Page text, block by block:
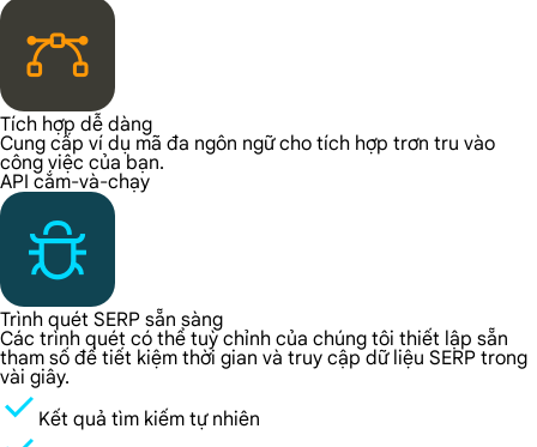
Tích hợp dễ dàng
Cung cấp ví dụ mã đa ngôn ngữ cho tích hợp trơn tru vào
công việc của bạn.
API cắm-và-chạy
Trình quét SERP sẵn sàng
Các trình quét có thể tuỳ chỉnh của chúng tôi thiết lập sẵn
tham số để tiết kiệm thời gian và truy cập dữ liệu SERP trong
vài giây.
Kết quả tìm kiếm tự nhiên